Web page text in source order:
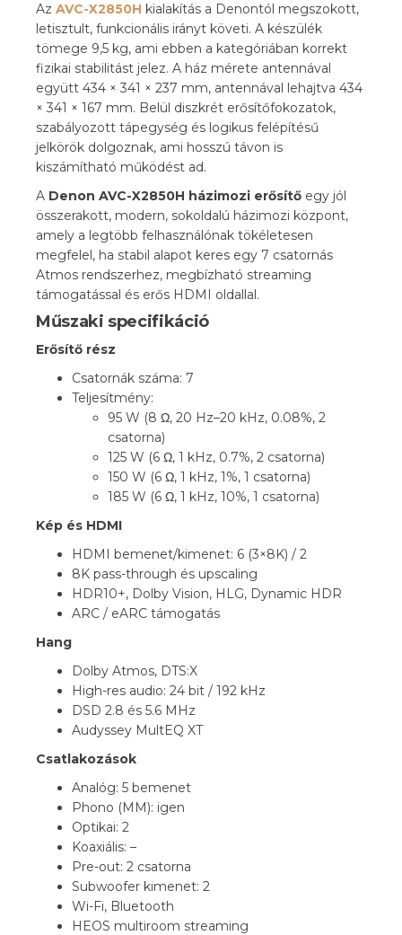
Az AVC-X2850H kialakítás a Denontól megszokott,
letisztult, funkcionális irányt követi. A készülék
tömege 9,5 kg, ami ebben a kategóriában korrekt
fizikai stabilitást jelez. A ház mérete antennával
együtt 434 × 341 × 237 mm, antennával lehajtva 434
× 341 × 167 mm. Belül diszkrét erősítőfokozatok,
szabályozott tápegység és logikus felépítésű
jelkörök dolgoznak, ami hosszú távon is
kiszámítható működést ad.
A Denon AVC-X2850H házimozi erősítő egy jól
összerakott, modern, sokoldalú házimozi központ,
amely a legtöbb felhasználónak tökéletesen
megfelel, ha stabil alapot keres egy 7 csatornás
Atmos rendszerhez, megbízható streaming
támogatással és erős HDMI oldallal.
Műszaki specifikáció
Erősítő rész
Csatornák száma: 7
Teljesítmény:
95 W (8 Ω, 20 Hz–20 kHz, 0.08%, 2
csatorna)
125 W (6 Ω, 1 kHz, 0.7%, 2 csatorna)
150 W (6 Ω, 1 kHz, 1%, 1 csatorna)
185 W (6 Ω, 1 kHz, 10%, 1 csatorna)
Kép és HDMI
HDMI bemenet/kimenet: 6 (3×8K) / 2
8K pass-through és upscaling
HDR10+, Dolby Vision, HLG, Dynamic HDR
ARC / eARC támogatás
Hang
Dolby Atmos, DTS:X
High-res audio: 24 bit / 192 kHz
DSD 2.8 és 5.6 MHz
Audyssey MultEQ XT
Csatlakozások
Analóg: 5 bemenet
Phono (MM): igen
Optikai: 2
Koaxiális: –
Pre-out: 2 csatorna
Subwoofer kimenet: 2
Wi-Fi, Bluetooth
HEOS multiroom streaming